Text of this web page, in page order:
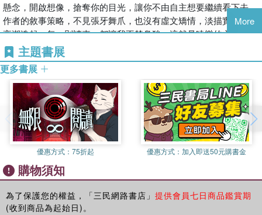
懸念，開啟想像，搶奪你的目光，讓你不由自主想要繼續看下去。
作者的敘事策略，不見張牙舞爪，也沒有虛文矯情，淡描實說，卻
高潮迭起，每一則讀來，都讓我不禁鼻酸。這就是曉樂的文字魅
力：簡潔、素樸、精確、有韻味，場景調度靈活，畫面感、戲劇性
飽滿，營造出鮮活的臨場感。
然而，曉樂高明的說故事能力，以及文字美學的展演工夫，都不是
這本書真正動人的原因。《你的孩子不是你的孩子》之所以讓我們
感到震動，是因為她掌握了故事本身的節奏與脈動。或者說，是因
為她曾深深走進這些孩子的生命之中，與他們一同呼吸、一同吞吐
這個世界的濁惡空氣。正因為緊緊貼靠過這些生命文本，所以她可
以聽見青春生命的幽微泣聲，演繹著苦悶、傷痛、畏怯、憤怒、歡
喜、欲望和絕望。
曉樂「家庭教師」的身分，以及她的自省性格，讓她得以聽見這些
故事，見證故事主角的人生惡鬥；也正是家庭教師的身分，她找到
一個獨特的觀察與敘說位置。「家庭教師」與一般教學工作者不
同，他們是一對一的，是目的明確的（孩子成績提升、考試亮
More
主題書展
更多書展
優惠方式： 75折起 優惠方式： 加入即送50元購書金
購物須知
為了保護您的權益，「三民網路書店」 提供會員七日商品鑑賞期
(收到商品為起始日)。